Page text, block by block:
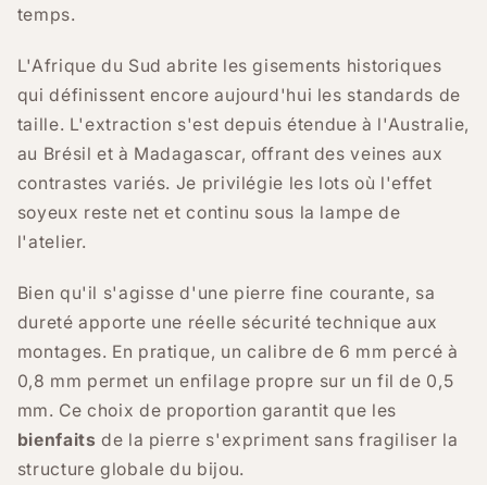
temps.
L'Afrique du Sud abrite les gisements historiques
qui définissent encore aujourd'hui les standards de
taille. L'extraction s'est depuis étendue à l'Australie,
au Brésil et à Madagascar, offrant des veines aux
contrastes variés. Je privilégie les lots où l'effet
soyeux reste net et continu sous la lampe de
l'atelier.
Bien qu'il s'agisse d'une pierre fine courante, sa
dureté apporte une réelle sécurité technique aux
montages. En pratique, un calibre de 6 mm percé à
0,8 mm permet un enfilage propre sur un fil de 0,5
mm. Ce choix de proportion garantit que les
bienfaits de la pierre s'expriment sans fragiliser la
structure globale du bijou.